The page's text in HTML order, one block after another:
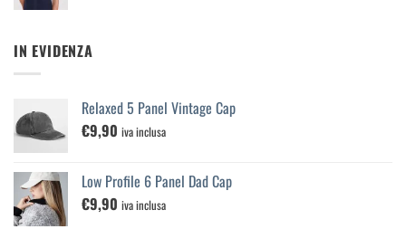
IN EVIDENZA
Relaxed 5 Panel Vintage Cap
€9,90 iva inclusa
Low Profile 6 Panel Dad Cap
€9,90 iva inclusa